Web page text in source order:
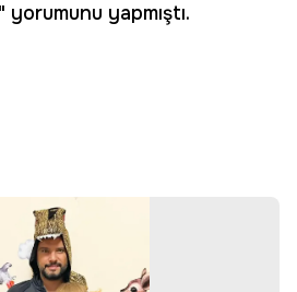
yorumunu yapmıştı.